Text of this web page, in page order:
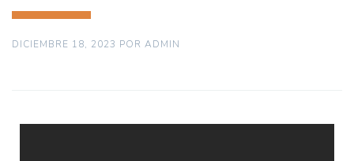
DICIEMBRE 18, 2023 POR ADMIN